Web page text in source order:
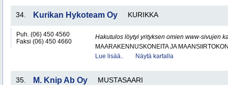
34. Kurikan Hykoteam Oy KURIKKA
Puh. (06) 450 4560
Faksi (06) 450 4660
Hakutulos löytyi yrityksen omien www-sivujen
MAARAKENNUSKONEITA JA
Lue lisää..
Näytä kartalla
35. M. Knip Ab Oy MUSTASAARI